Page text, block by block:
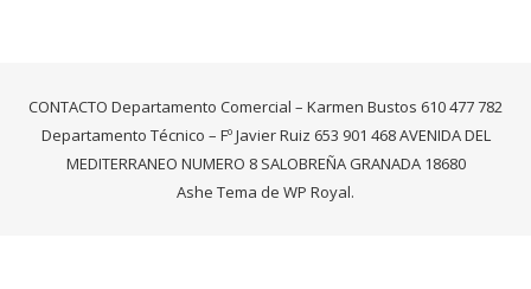
CONTACTO Departamento Comercial – Karmen Bustos 610 477 782
Departamento Técnico – Fº Javier Ruiz 653 901 468 AVENIDA DEL
MEDITERRANEO NUMERO 8 SALOBREÑA GRANADA 18680
Ashe Tema de WP Royal.